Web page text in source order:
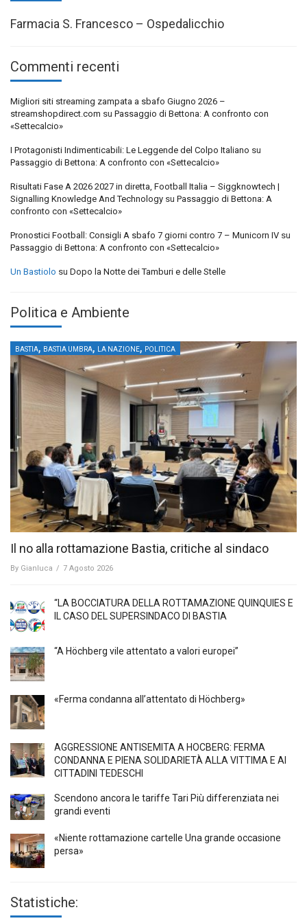
Farmacia S. Francesco – Ospedalicchio
Commenti recenti
Migliori siti streaming zampata a sbafo Giugno 2026 –
streamshopdirect.com su Passaggio di Bettona: A confronto con
«Settecalcio»
I Protagonisti Indimenticabili: Le Leggende del Colpo Italiano su
Passaggio di Bettona: A confronto con «Settecalcio»
Risultati Fase A 2026 2027 in diretta, Football Italia – Siggknowtech |
Signalling Knowledge And Technology su Passaggio di Bettona: A
confronto con «Settecalcio»
Pronostici Football: Consigli A sbafo 7 giorni contro 7 – Municorn IV su
Passaggio di Bettona: A confronto con «Settecalcio»
Un Bastiolo su Dopo la Notte dei Tamburi e delle Stelle
Politica e Ambiente
BASTIA, BASTIA UMBRA, LA NAZIONE, POLITICA
Il no alla rottamazione Bastia, critiche al sindaco
By Gianluca / 7 Agosto 2026
“LA BOCCIATURA DELLA ROTTAMAZIONE QUINQUIES E
IL CASO DEL SUPERSINDACO DI BASTIA
“A Höchberg vile attentato a valori europei”
«Ferma condanna all’attentato di Höchberg»
AGGRESSIONE ANTISEMITA A HÖCBERG: FERMA
CONDANNA E PIENA SOLIDARIETÀ ALLA VITTIMA E AI
CITTADINI TEDESCHI
Scendono ancora le tariffe Tari Più differenziata nei
grandi eventi
«Niente rottamazione cartelle Una grande occasione
persa»
Statistiche: